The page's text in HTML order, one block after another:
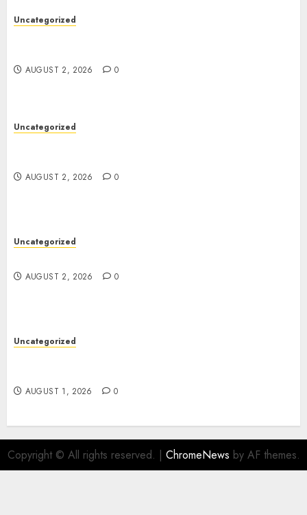
Uncategorized
AUGUST 2, 2026 0
Uncategorized
AUGUST 2, 2026 0
Uncategorized
AUGUST 2, 2026 0
Uncategorized
AUGUST 1, 2026 0
Copyright © All rights reserved. | ChromeNews by AF themes.